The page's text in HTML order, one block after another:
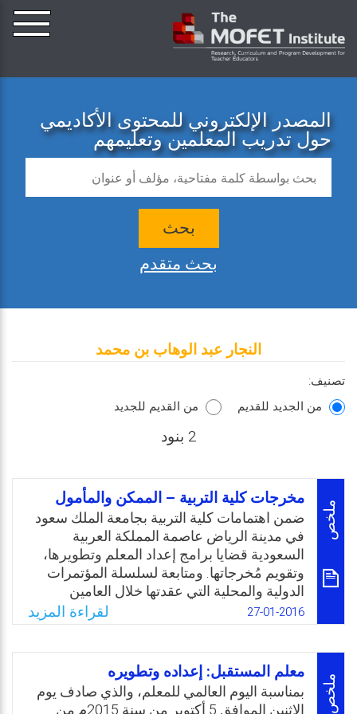
المصدر الإلكتروني للمحتوى الأكاديمي
حول تدريب المعلمين وتعليمهم
بحث
بحث متقدم
النجار عبد الوهاب بن محمد
تصنيف:
من الجديد للقديم
من القديم للجديد
2 بنود
ملخص
مخرجات كلية التربية – الممكن والمأمول
ضمن اهتمامات كلية التربية بجامعة الملك سعود
في مدينة الرياض عاصمة المملكة العربية
السعودية قضايا برامج إعداد المعلم وتطويرها،
وتقويم مُخرجاتها. ومتابعة لسلسلة المؤتمرات
الدولية والمحلية التي عقدتها خلال العامين
الأخيرين؛ إذ بدأت بموضوع “إعداد معلم المستقبل
وتطويره” ومن ثم تبعتها بموضوع “مُخرجات كلية
التربية – الممكن والمأمول”، عقدت مؤخرًا
رحاب الكلية بجامعة الملك سعود في الرياض.
27-01-2016 لقراءة المزيد
ملخص
معلم المستقبل: إعداده وتطويره
بمناسبة اليوم العالمي للمعلم، والذي صادف يوم